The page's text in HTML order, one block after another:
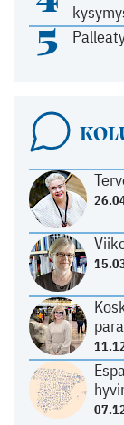
5